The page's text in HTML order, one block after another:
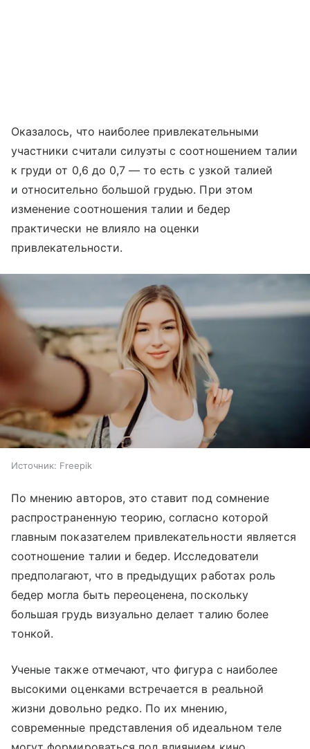
Оказалось, что наиболее привлекательными
участники считали силуэты с соотношением талии
к груди от 0,6 до 0,7 — то есть с узкой талией
и относительно большой грудью. При этом
изменение соотношения талии и бедер
практически не влияло на оценки
привлекательности.
Источник: Freepik
По мнению авторов, это ставит под сомнение
распространенную теорию, согласно которой
главным показателем привлекательности является
соотношение талии и бедер. Исследователи
предполагают, что в предыдущих работах роль
бедер могла быть переоценена, поскольку
большая грудь визуально делает талию более
тонкой.
Ученые также отмечают, что фигура с наиболее
высокими оценками встречается в реальной
жизни довольно редко. По их мнению,
современные представления об идеальном теле